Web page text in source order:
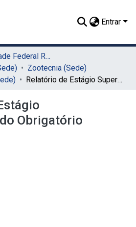
Entrar
01. Universidade Federal Rural de Pernambuco - UFRPE (Sede)
Zootecnia (Sede)
Relatório de Estágio Supervisionado Obrigatório
Obrigatório